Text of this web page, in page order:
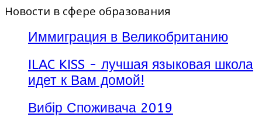
Новости в сфере образования
Иммиграция в Великобританию
ILAC KISS - лучшая языковая школа
идет к Вам домой!
Вибір Споживача 2019